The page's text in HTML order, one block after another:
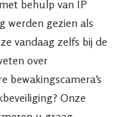
behulp van IP
werden gezien als
vandaag zelfs bij de
over
bewakingscamera’s
Onze